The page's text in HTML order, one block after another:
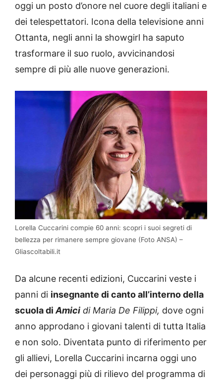
oggi un posto d’onore nel cuore degli italiani e
dei telespettatori. Icona della televisione anni
Ottanta, negli anni la showgirl ha saputo
trasformare il suo ruolo, avvicinandosi
sempre di più alle nuove generazioni.
Lorella Cuccarini compie 60 anni: scopri i suoi segreti di
bellezza per rimanere sempre giovane (Foto ANSA) –
Gliascoltabili.it
Da alcune recenti edizioni, Cuccarini veste i
panni di insegnante di canto all’interno della
scuola di Amici di Maria De Filippi, dove ogni
anno approdano i giovani talenti di tutta Italia
e non solo. Diventata punto di riferimento per
gli allievi, Lorella Cuccarini incarna oggi uno
dei personaggi più di rilievo del programma di